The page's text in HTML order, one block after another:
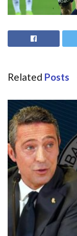
Related Posts